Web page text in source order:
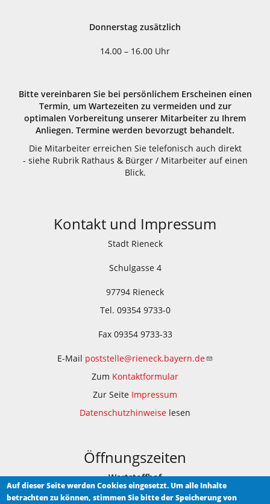
Donnerstag zusätzlich
14.00 – 16.00 Uhr
Bitte vereinbaren Sie bei persönlichem Erscheinen einen
Termin, um Wartezeiten zu vermeiden und zur
optimalen Vorbereitung unserer Mitarbeiter zu Ihrem
Anliegen. Termine werden bevorzugt behandelt.
Die Mitarbeiter erreichen Sie telefonisch auch direkt
- siehe Rubrik Rathaus & Bürger / Mitarbeiter auf einen
Blick.
Kontakt und Impressum
Stadt Rieneck
Schulgasse 4
97794 Rieneck
Tel. 09354 9733-0
Fax 09354 9733-33
E-Mail poststelle@rieneck.bayern.de
Zum Kontaktformular
Zur Seite Impressum
Datenschutzhinweise lesen
Öffnungszeiten
Wertstoffhof
Am Bauhof 1
Auf dieser Seite werden Cookies eingesetzt. Um alle Inhalte
betrachten zu können, stimmen Sie bitte der Speicherung von